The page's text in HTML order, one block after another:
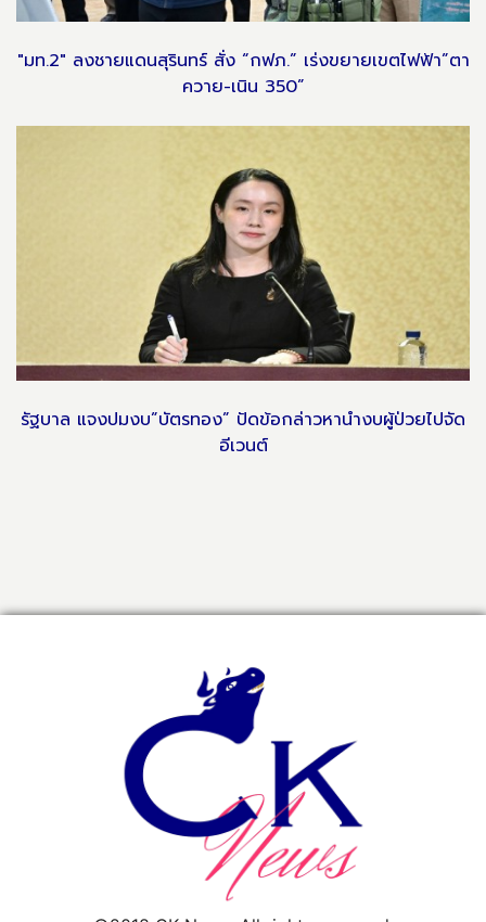
"มท.2" ลงชายแดนสุรินทร์ สั่ง “กฟภ.” เร่งขยายเขตไฟฟ้า”ตา
ควาย-เนิน 350”
รัฐบาล แจงปมงบ”บัตรทอง” ปัดข้อกล่าวหานำงบผู้ป่วยไปจัด
อีเวนต์